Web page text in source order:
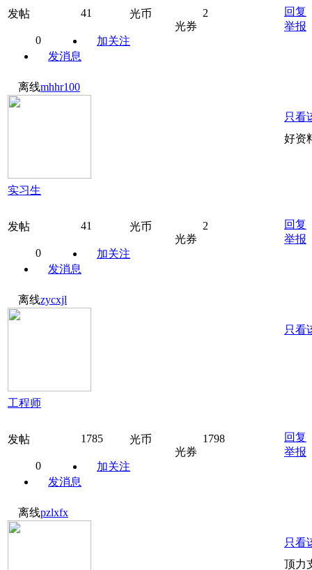
发帖 41 光币
2
光券
0
加关注
发消息
回复
举报
离线mhhr100
实习生
发帖 41 光币
2
光券
0
加关注
发消息
只看
好资
回复
举报
离线zycxjl
工程师
发帖 1785 光币
1798
光券
0
加关注
发消息
只看
回复
举报
离线pzlxfx
只看
顶力